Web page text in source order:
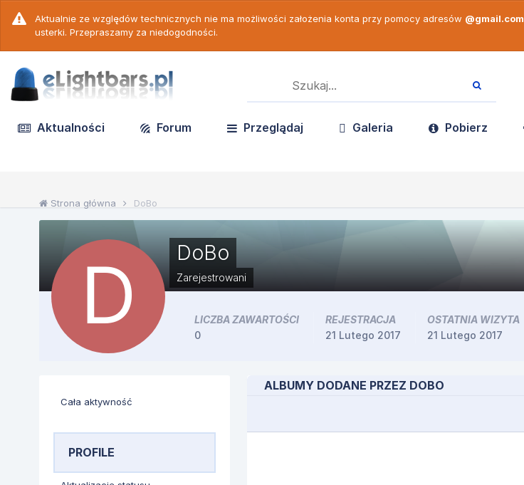
Aktualnie ze względów technicznych nie ma możliwości założenia konta przy pomocy adresów @gmail.com
usterki. Przepraszamy za niedogodności.
Aktualności Forum Przeglądaj Galeria Pobierz
Strona główna DoBo
DoBo
Zarejestrowani
LICZBA ZAWARTOŚCI
0
REJESTRACJA
21 Lutego 2017
OSTATNIA WIZYTA
21 Lutego 2017
Cała aktywność
PROFILE
ALBUMY DODANE PRZEZ DOBO